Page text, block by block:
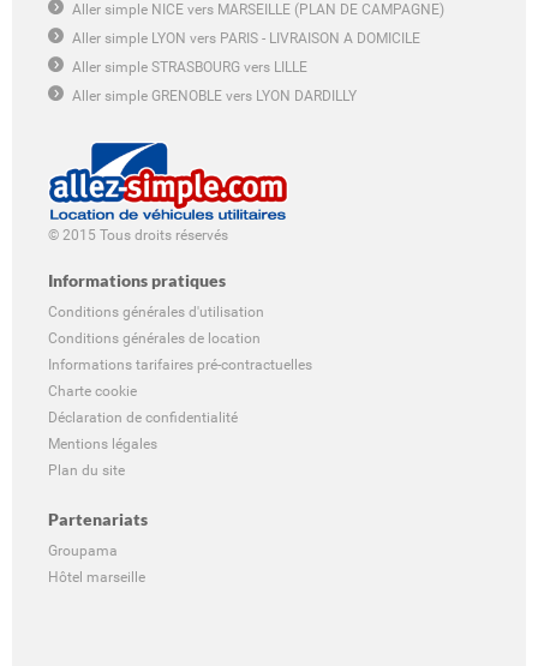
Aller simple NICE vers MARSEILLE (PLAN DE CAMPAGNE)
Aller simple LYON vers PARIS - LIVRAISON A DOMICILE
Aller simple STRASBOURG vers LILLE
Aller simple GRENOBLE vers LYON DARDILLY
© 2015 Tous droits réservés
Informations pratiques
Conditions générales d'utilisation
Conditions générales de location
Informations tarifaires pré-contractuelles
Charte cookie
Déclaration de confidentialité
Mentions légales
Plan du site
Partenariats
Groupama
Hôtel marseille